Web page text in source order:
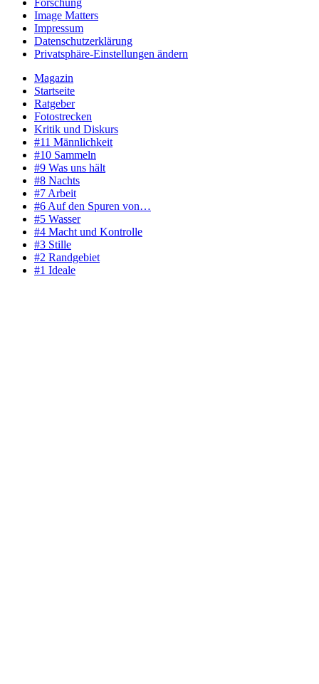
Forschung
Image Matters
Impressum
Datenschutzerklärung
Privatsphäre-Einstellungen ändern
Magazin
Startseite
Ratgeber
Fotostrecken
Kritik und Diskurs
#11 Männlichkeit
#10 Sammeln
#9 Was uns hält
#8 Nachts
#7 Arbeit
#6 Auf den Spuren von…
#5 Wasser
#4 Macht und Kontrolle
#3 Stille
#2 Randgebiet
#1 Ideale